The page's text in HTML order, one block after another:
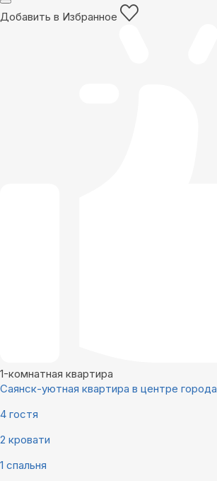
Добавить в Избранное
1-комнатная квартира
Саянск-уютная квартира в центре города
4 гостя
2 кровати
1 спальня